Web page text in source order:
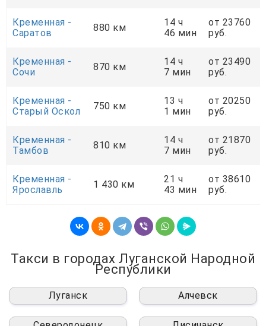
Кременная -
Саратов
880 км
14 ч
46 мин
от 23760
руб.
Кременная -
Сочи
870 км
14 ч
7 мин
от 23490
руб.
Кременная -
Старый Оскол
750 км
13 ч
1 мин
от 20250
руб.
Кременная -
Тамбов
810 км
14 ч
7 мин
от 21870
руб.
Кременная -
Ярославль
1 430 км
21 ч
43 мин
от 38610
руб.
Такси в городах Луганской Народной
Республики
Луганск Алчевск